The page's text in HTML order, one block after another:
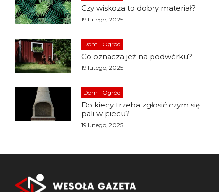
Czy wiskoza to dobry materiał?
19 lutego, 2025
Dom i Ogród
Co oznacza jeż na podwórku?
19 lutego, 2025
Dom i Ogród
Do kiedy trzeba zgłosić czym się
pali w piecu?
19 lutego, 2025